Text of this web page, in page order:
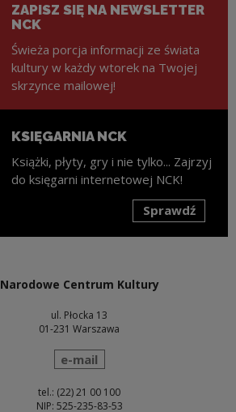
ZAPISZ SIĘ NA NEWSLETTER
NCK
Świeża porcja informacji ze świata
kultury w każdy wtorek na Twojej
skrzynce mailowej!
KSIĘGARNIA NCK
Książki, płyty, gry i nie tylko... Zajrzyj
do księgarni internetowej NCK!
Sprawdź
Narodowe Centrum Kultury
ul. Płocka 13
01-231 Warszawa
wyślij wiadomość
e-mail
tel.: (22) 21 00 100
NIP: 525-235-83-53